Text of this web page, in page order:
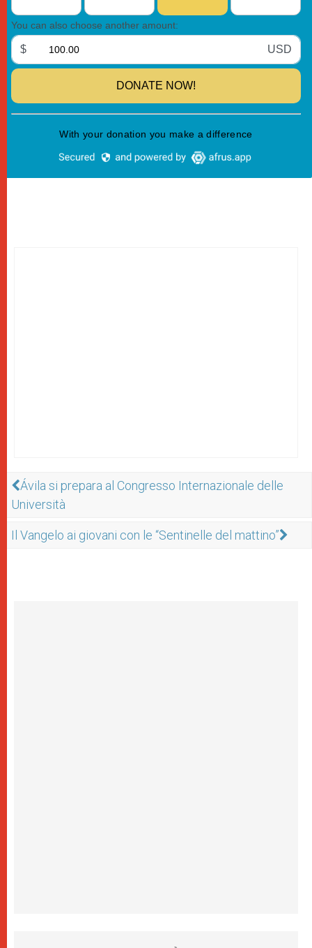
Ávila si prepara al Congresso Internazionale delle
Università
Il Vangelo ai giovani con le “Sentinelle del mattino”